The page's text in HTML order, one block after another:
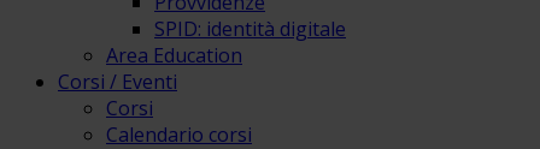
SPID: identità digitale
Area Education
Corsi / Eventi
Corsi
Calendario corsi